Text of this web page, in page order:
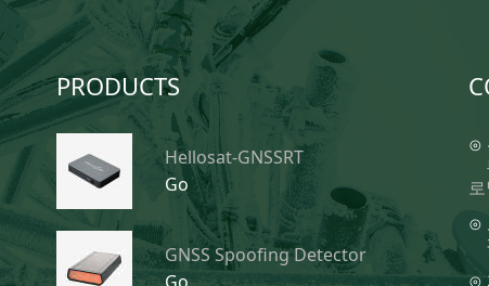
PRODUCTS
Hellosat-GNSSRT
Go
GNSS Spoofing Detector
Go
⊙
⊙
⊙